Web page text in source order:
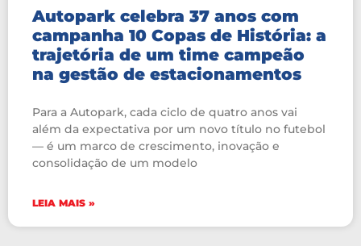
Autopark celebra 37 anos com
campanha 10 Copas de História: a
trajetória de um time campeão
na gestão de estacionamentos
Para a Autopark, cada ciclo de quatro anos vai
além da expectativa por um novo título no futebol
— é um marco de crescimento, inovação e
consolidação de um modelo
LEIA MAIS »